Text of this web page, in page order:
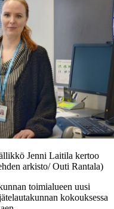
Jenni Laitila kertoo
arkisto/ Outi Rantala)
toimialueen uusi
kokouksessa